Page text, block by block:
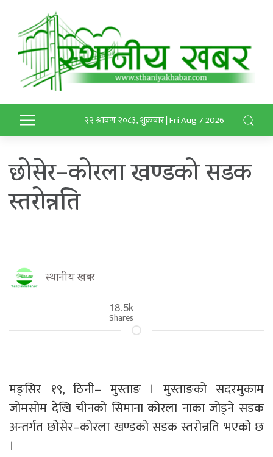
२२ श्रावण २०८३, शुक्रबार | Fri Aug 7 2026
छोसेर–कोरला खण्डको सडक
स्तरोन्नति
स्थानीय खबर
18.5k
Shares
मङ्सिर १९, ठिनी– मुस्ताङ । मुस्ताङको सदरमुकाम
जोमसोम देखि चीनको सिमाना कोरला नाका जोड्ने सडक
अन्तर्गत छोसेर–कोरला खण्डको सडक स्तरोन्नति भएको छ
।